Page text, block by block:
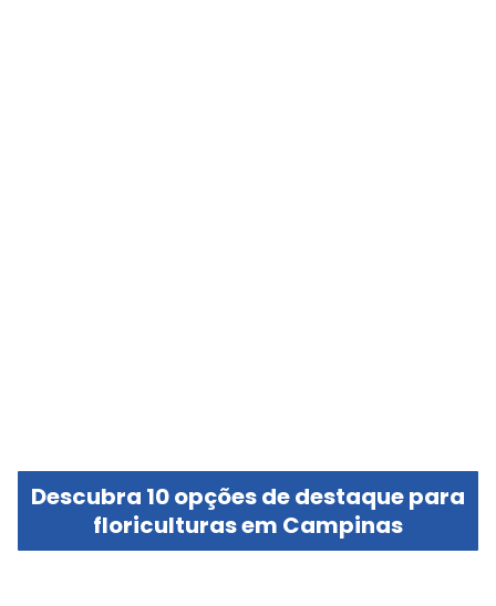
Descubra 10 opções de destaque para
floriculturas em Campinas